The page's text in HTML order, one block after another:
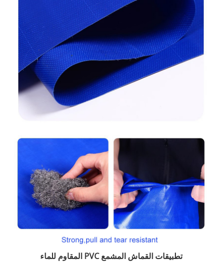
تطبيقات القماش المشمع PVC المقاوم للماء